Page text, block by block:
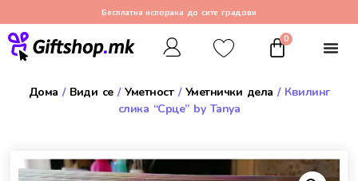
Бесплатна испорака до сите градови
0
Дома / Види се/ Уметност/ Уметнички дела / Квилинг
слика “Срце” by Tanya